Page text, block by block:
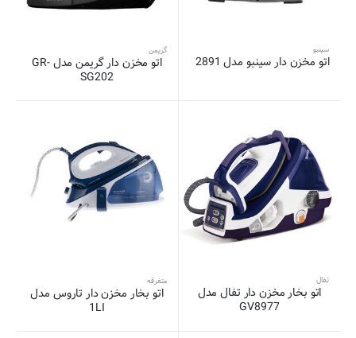
سینبو
اتو مخزن دار سینبو مدل 2891
گریمن
اتو مخزن دار گریمن مدل GR-
SG202
تفال
اتو بخار مخزن دار تفال مدل
GV8977
متفرقه
اتو بخار مخزن دار تاروس مدل
1LI